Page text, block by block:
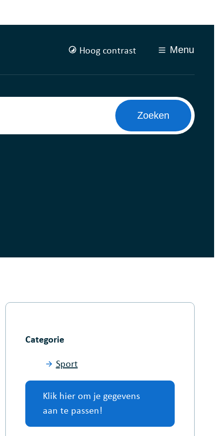
Hoog contrast Menu
Zoeken
Categorie
Sport
Klik hier om je gegevens
aan te passen!